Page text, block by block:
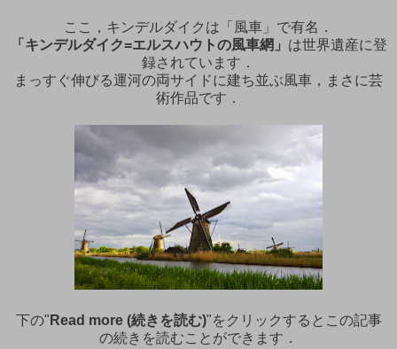
ここ，キンデルダイクは「風車」で有名．
「キンデルダイク=エルスハウトの風車網」 は世界遺産に登
録されています．
まっすぐ伸びる運河の両サイドに建ち並ぶ風車，まさに芸
術作品です．
下の" Read more (続きを読む)"をクリックするとこの記事
の続きを読むことができます．